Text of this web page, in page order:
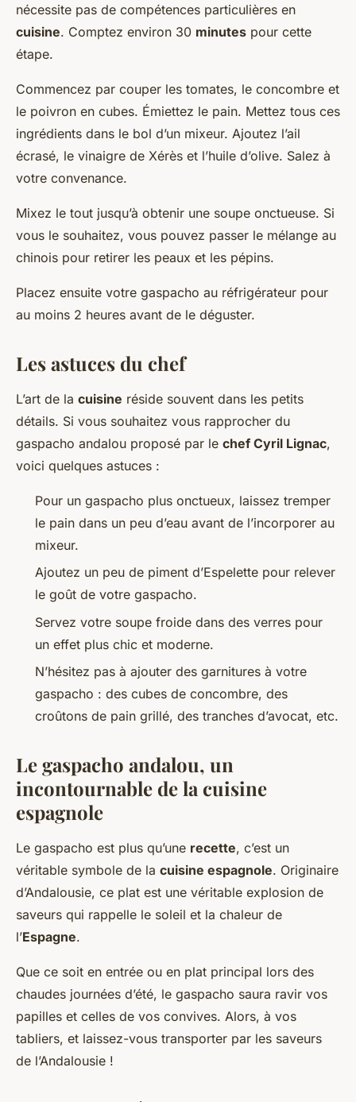
nécessite pas de compétences particulières en
cuisine. Comptez environ 30 minutes pour cette
étape.
Commencez par couper les tomates, le concombre et
le poivron en cubes. Émiettez le pain. Mettez tous ces
ingrédients dans le bol d’un mixeur. Ajoutez l’ail
écrasé, le vinaigre de Xérès et l’huile d’olive. Salez à
votre convenance.
Mixez le tout jusqu’à obtenir une soupe onctueuse. Si
vous le souhaitez, vous pouvez passer le mélange au
chinois pour retirer les peaux et les pépins.
Placez ensuite votre gaspacho au réfrigérateur pour
au moins 2 heures avant de le déguster.
Les astuces du chef
L’art de la cuisine réside souvent dans les petits
détails. Si vous souhaitez vous rapprocher du
gaspacho andalou proposé par le chef Cyril Lignac,
voici quelques astuces :
Pour un gaspacho plus onctueux, laissez tremper
le pain dans un peu d’eau avant de l’incorporer au
mixeur.
Ajoutez un peu de piment d’Espelette pour relever
le goût de votre gaspacho.
Servez votre soupe froide dans des verres pour
un effet plus chic et moderne.
N’hésitez pas à ajouter des garnitures à votre
gaspacho : des cubes de concombre, des
croûtons de pain grillé, des tranches d’avocat, etc.
Le gaspacho andalou, un
incontournable de la cuisine
espagnole
Le gaspacho est plus qu’une recette, c’est un
véritable symbole de la cuisine espagnole. Originaire
d’Andalousie, ce plat est une véritable explosion de
saveurs qui rappelle le soleil et la chaleur de
l’Espagne.
Que ce soit en entrée ou en plat principal lors des
chaudes journées d’été, le gaspacho saura ravir vos
papilles et celles de vos convives. Alors, à vos
tabliers, et laissez-vous transporter par les saveurs
de l’Andalousie !